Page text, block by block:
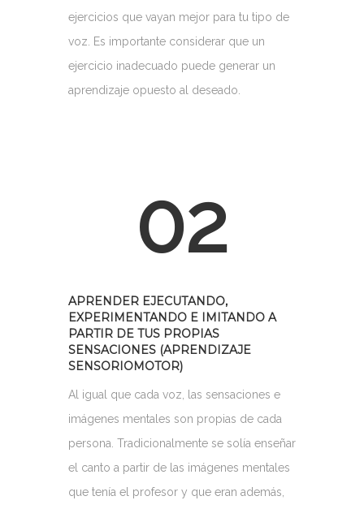
ejercicios que vayan mejor para tu tipo de
voz. Es importante considerar que un
ejercicio inadecuado puede generar un
aprendizaje opuesto al deseado.
02
APRENDER EJECUTANDO,
EXPERIMENTANDO E IMITANDO A
PARTIR DE TUS PROPIAS
SENSACIONES (APRENDIZAJE
SENSORIOMOTOR)
Al igual que cada voz, las sensaciones e
imágenes mentales son propias de cada
persona. Tradicionalmente se solía enseñar
el canto a partir de las imágenes mentales
que tenía el profesor y que eran además,